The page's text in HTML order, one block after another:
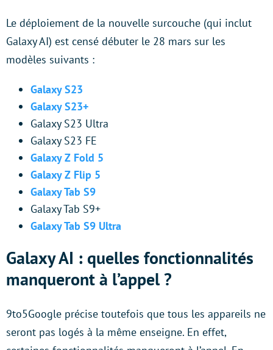
Le déploiement de la nouvelle surcouche (qui inclut
Galaxy AI) est censé débuter le 28 mars sur les
modèles suivants :
Galaxy S23
Galaxy S23+
Galaxy S23 Ultra
Galaxy S23 FE
Galaxy Z Fold 5
Galaxy Z Flip 5
Galaxy Tab S9
Galaxy Tab S9+
Galaxy Tab S9 Ultra
Galaxy AI : quelles fonctionnalités
manqueront à l’appel ?
9to5Google précise toutefois que tous les appareils ne
seront pas logés à la même enseigne. En effet,